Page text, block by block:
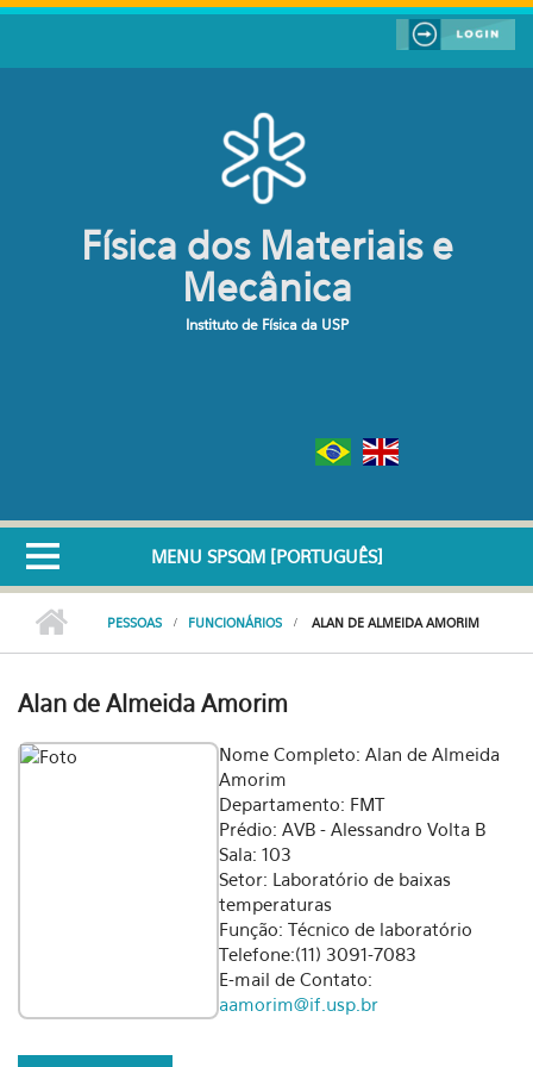
Pular para o conteúdo principal
Física dos Materiais e
Mecânica
Instituto de Física da USP
MENU SPSQM [PORTUGUÊS]
PESSOAS FUNCIONÁRIOS ALAN DE ALMEIDA AMORIM
Alan de Almeida Amorim
Nome Completo: Alan de Almeida
Amorim
Departamento: FMT
Prédio: AVB - Alessandro Volta B
Sala: 103
Setor: Laboratório de baixas
temperaturas
Função: Técnico de laboratório
Telefone:(11) 3091-7083
E-mail de Contato:
aamorim@if.usp.br